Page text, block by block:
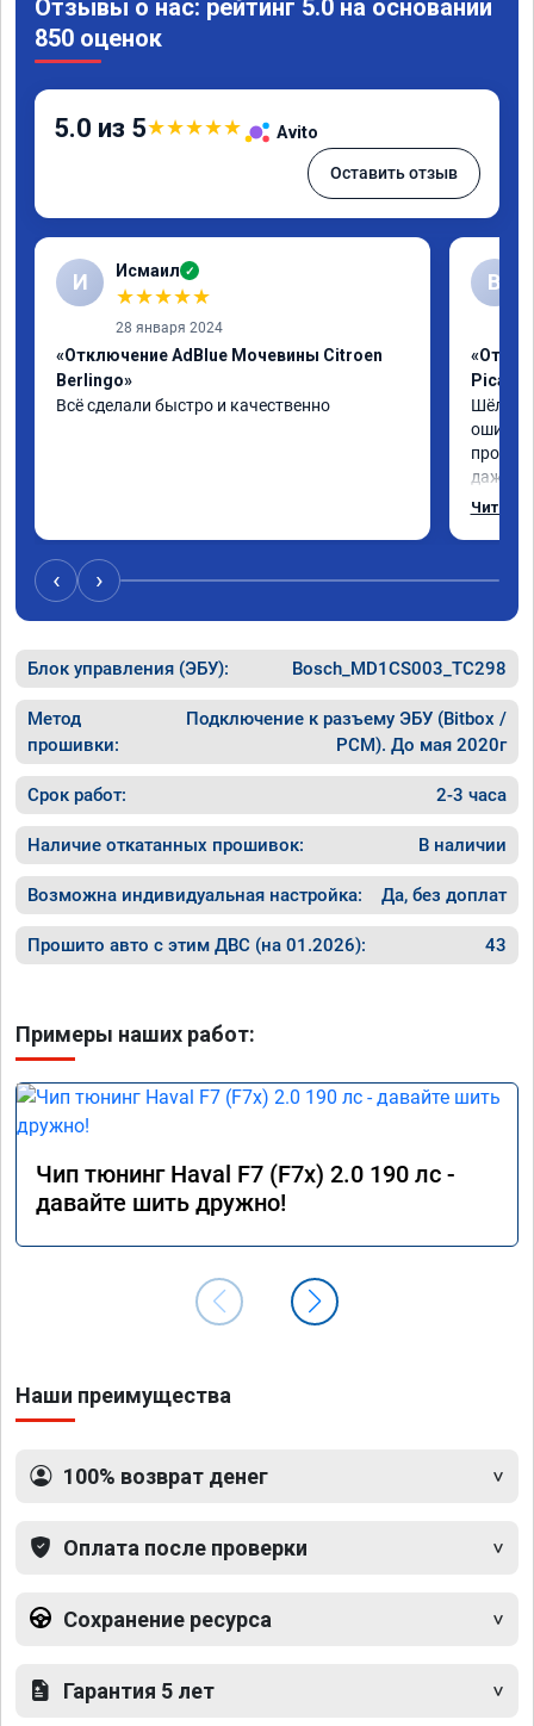
Отзывы о нас: рейтинг 5.0 на основании
850 оценок
5.0 из 5★★★★★ Avito
Оставить отзыв
И Исмаил ✓
★★★★★
28 января 2024
«Отключение AdBlue Мочевины Citroen
Berlingo»
Всё сделали быстро и качественно
В
Шёл по
ошибка
даже с
Читать
‹ ›
Блок управления (ЭБУ): Bosch_MD1CS003_TC298
Метод
прошивки:
Подключение к разъему ЭБУ (Bitbox /
PCM). До мая 2020г
Срок работ: 2-3 часа
Наличие откатанных прошивок: В наличии
Возможна индивидуальная настройка: Да, без доплат
Прошито авто с этим ДВС (на 01.2026): 43
Примеры наших работ:
Чип тюнинг Haval F7 (F7x) 2.0 190 лс -
давайте шить дружно!
Наши преимущества
100% возврат денег
Оплата после проверки
Сохранение ресурса
Гарантия 5 лет